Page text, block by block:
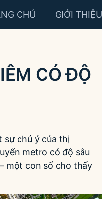
CHỦ GIỚI THIỆU
CÓ ĐỘ
sự chú ý của thị
metro có độ sâu
một con số cho thấy
CHUẨN BỊ MỞ BÁN